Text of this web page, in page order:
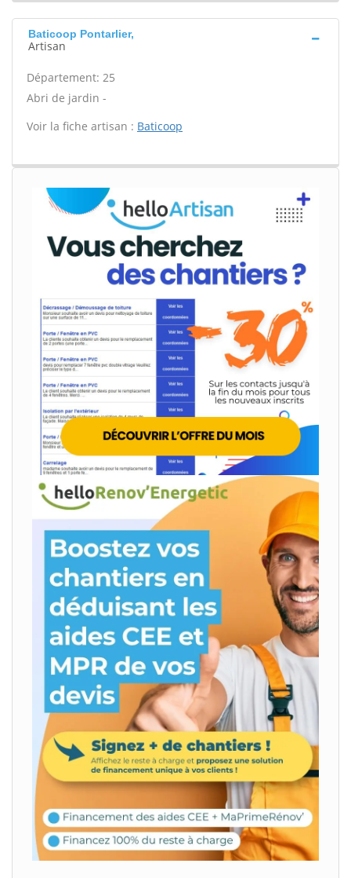
Baticoop Pontarlier,
Artisan
Département: 25
Abri de jardin -
Voir la fiche artisan : Baticoop